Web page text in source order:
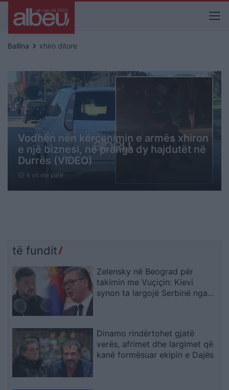
Ballina keyboard_arrow_right xhiro ditore
Vodhën nën kërcënimin e armës xhiron
e një biznesi, në pranga dy hajdutët në
Durrës (VIDEO)
schedule 4 vit me parë
të fundit
Zelensky në Beograd për
takimin me Vuçiçin: Kievi
synon ta largojë Serbinë nga
Dinamo rindërtohet gjatë
verës, afrimet dhe largimet që
kanë formësuar ekipin e Dajës